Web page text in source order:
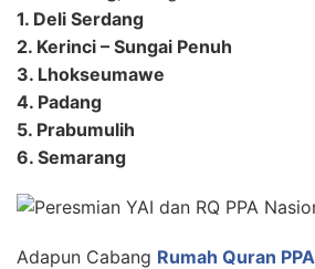
1. Deli Serdang
2. Kerinci – Sungai Penuh
3. Lhokseumawe
4. Padang
5. Prabumulih
6. Semarang
Adapun Cabang Rumah Quran PPA